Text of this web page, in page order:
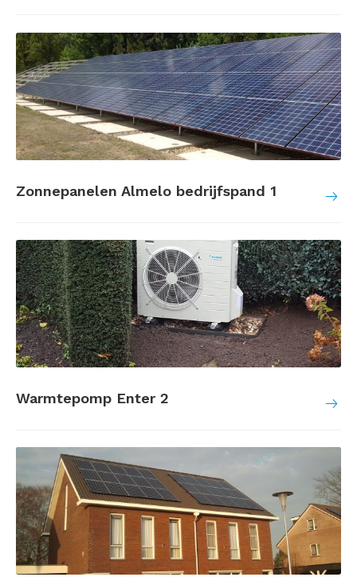
Zonnepanelen Almelo bedrijfspand 1
Warmtepomp Enter 2